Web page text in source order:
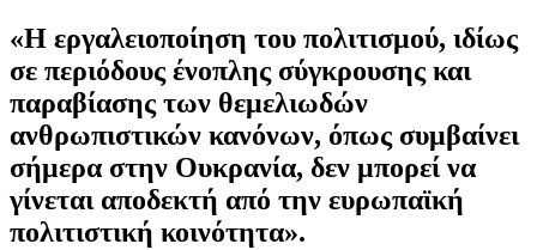
«Η εργαλειοποίηση του πολιτισμού, ιδίως
σε περιόδους ένοπλης σύγκρουσης και
παραβίασης των θεμελιωδών
ανθρωπιστικών κανόνων, όπως συμβαίνει
σήμερα στην Ουκρανία, δεν μπορεί να
γίνεται αποδεκτή από την ευρωπαϊκή
πολιτιστική κοινότητα».